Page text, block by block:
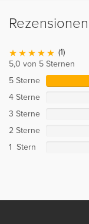
Rezensionen
(1)
5,0 von 5 Sternen
5 Sterne
4 Sterne
3 Sterne
2 Sterne
1 Stern